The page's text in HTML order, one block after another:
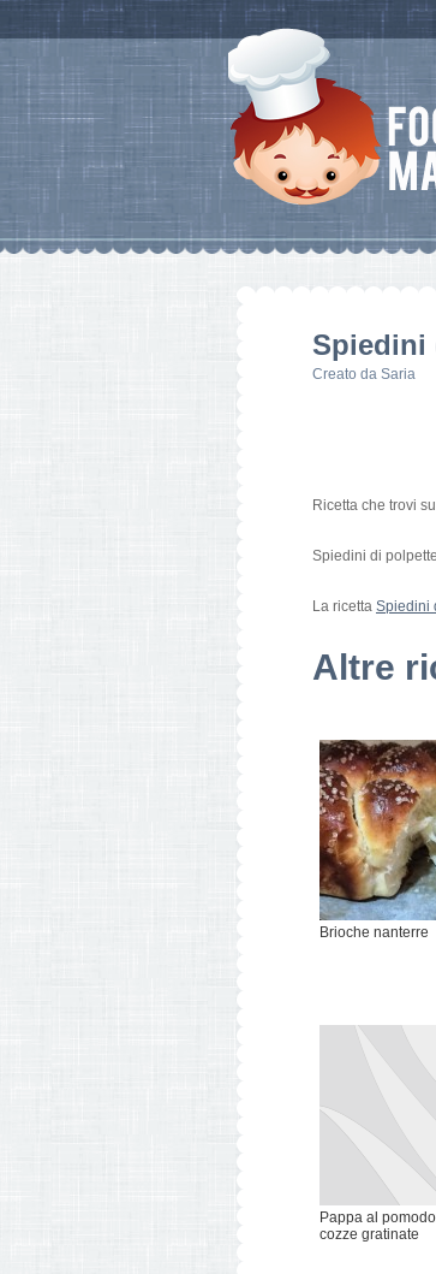
Spiedini
Creato da Saria
Ricetta che trovi
Spiedini di
La ricetta Spiedini
Altre
Brioche nanterre
Pappa al
cozze gratinate